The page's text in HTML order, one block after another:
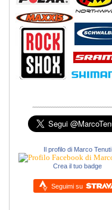
Il profilo di Marco Tenuti
Crea il tuo badge
Seguimi su